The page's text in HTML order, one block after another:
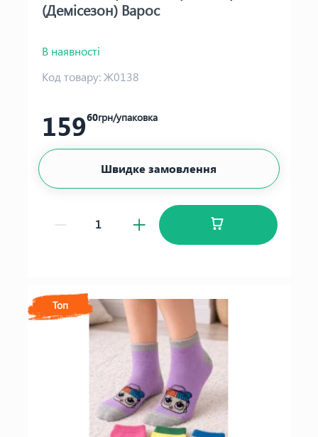
(Демісезон) Варос
В наявності
Код товару:Ж0138
15960грн/упаковка
Швидке замовлення
Топ